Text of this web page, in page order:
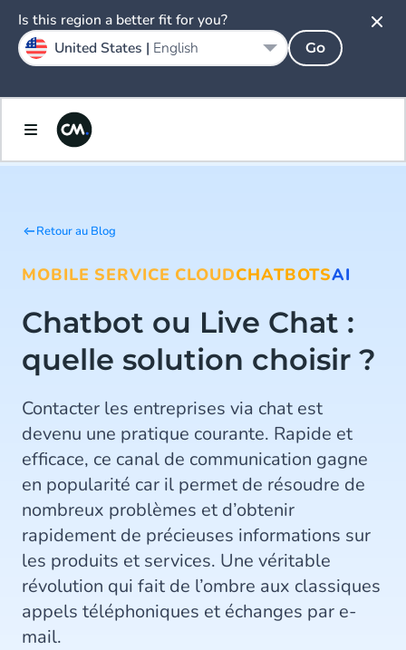
Retour au Blog
MOBILE SERVICE CLOUDCHATBOTSAI
Chatbot ou Live Chat :
quelle solution choisir ?
Contacter les entreprises via chat est
devenu une pratique courante. Rapide et
efficace, ce canal de communication gagne
en popularité car il permet de résoudre de
nombreux problèmes et d’obtenir
rapidement de précieuses informations sur
les produits et services. Une véritable
révolution qui fait de l’ombre aux classiques
appels téléphoniques et échanges par e-
mail.
Is this region a better fit for you?
United States | English Go